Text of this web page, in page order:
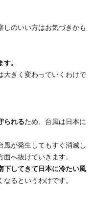
しのいい方はお気づきかも
。
大きく変わっていくわけで
られるため、台風は日本に
風が発生してもすぐ消滅し
へ抜けていきます。
下してきて日本に冷たい風
るというわけです。